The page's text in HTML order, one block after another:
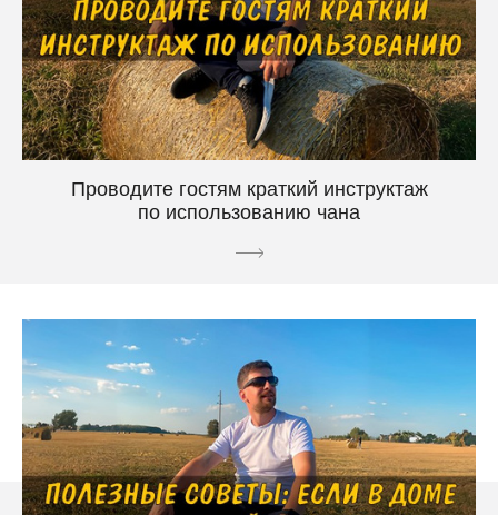
Проводите гостям краткий инструктаж
по использованию чана